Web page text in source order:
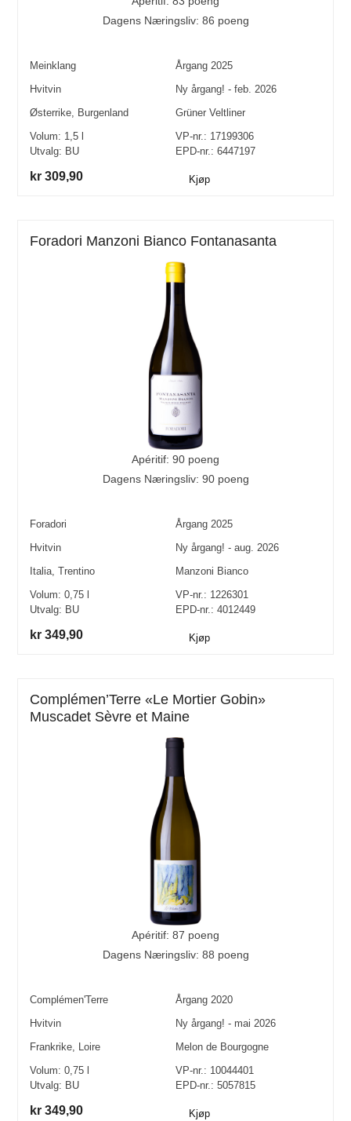
Dagens Næringsliv: 86 poeng
Meinklang Årgang 2025
Hvitvin
Ny årgang! - feb. 2026
Østerrike, Burgenland
Grüner Veltliner
Volum: 1,5
Utvalg: BU
VP-nr.: 17199306
EPD-nr.: 6447197
kr 309,90 Kjøp
Foradori Manzoni Bianco Fontanasanta
Apéritif: 90 poeng
Dagens Næringsliv: 90 poeng
Foradori Årgang 2025
Hvitvin
Ny årgang! - aug. 2026
Italia,Trentino
Manzoni Bianco
Volum:0,75
Utvalg: BU
VP-nr.: 1226301
EPD-nr.: 4012449
kr 349,90 Kjøp
Complémen’Terre «Le Mortier Gobin»
Muscadet Sèvre et Maine
Apéritif: 87 poeng
Dagens Næringsliv: 88 poeng
Complémen'Terre Årgang 2020
Hvitvin
Ny årgang! - mai 2026
Frankrike, Loire
Melon de Bourgogne
Volum:0,75
Utvalg: BU
VP-nr.: 10044401
EPD-nr.: 5057815
kr 349,90 Kjøp